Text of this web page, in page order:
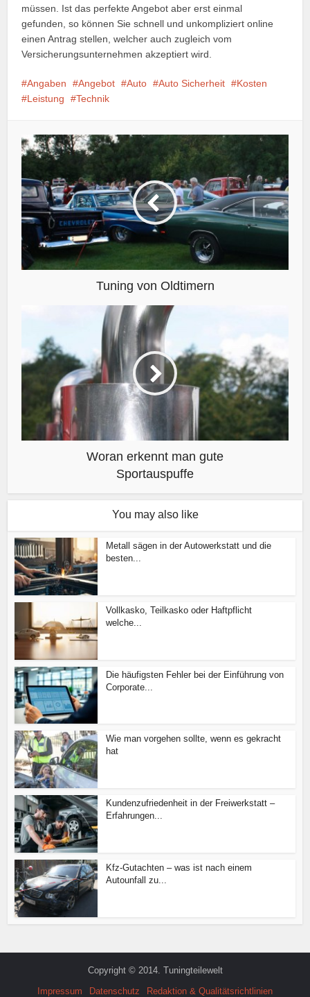
müssen. Ist das perfekte Angebot aber erst einmal
gefunden, so können Sie schnell und unkompliziert online
einen Antrag stellen, welcher auch zugleich vom
Versicherungsunternehmen akzeptiert wird.
Angaben Angebot Auto Auto Sicherheit
Kosten
Leistung
Technik
Tuning von Oldtimern
Woran erkennt man gute
Sportauspuffe
You may also like
Metall sägen in der Autowerkstatt und die
besten...
Vollkasko, Teilkasko oder Haftpflicht
welche...
Die häufigsten Fehler bei der Einführung von
Corporate...
Wie man vorgehen sollte, wenn es gekracht
hat
Kundenzufriedenheit in der Freiwerkstatt –
Erfahrungen...
Kfz-Gutachten – was ist nach einem
Autounfall zu...
Copyright © 2014. Tuningteilewelt
Impressum
Datenschutz Redaktion & Qualitätsrichtlinien